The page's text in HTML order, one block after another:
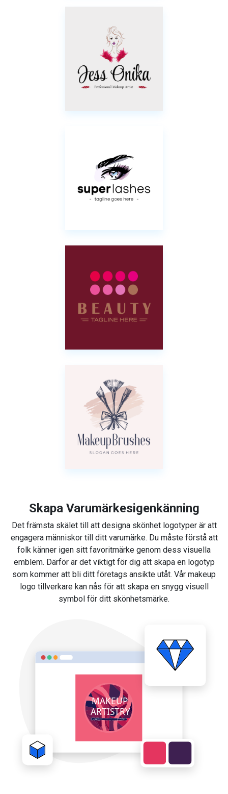
Skapa Varumärkesigenkänning
Det främsta skälet till att designa skönhet logotyper är att
engagera människor till ditt varumärke. Du måste förstå att
folk känner igen sitt favoritmärke genom dess visuella
emblem. Därför är det viktigt för dig att skapa en logotyp
som kommer att bli ditt företags ansikte utåt. Vår makeup
logo tillverkare kan nås för att skapa en snygg visuell
symbol för ditt skönhetsmärke.